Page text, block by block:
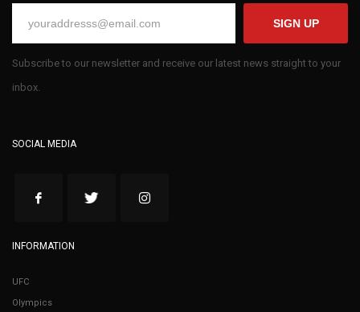
SIGN UP
Subscribe to our newsletter and receive our latest news straight to your
inbox.
SOCIAL MEDIA
INFORMATION
UFC
Olympics